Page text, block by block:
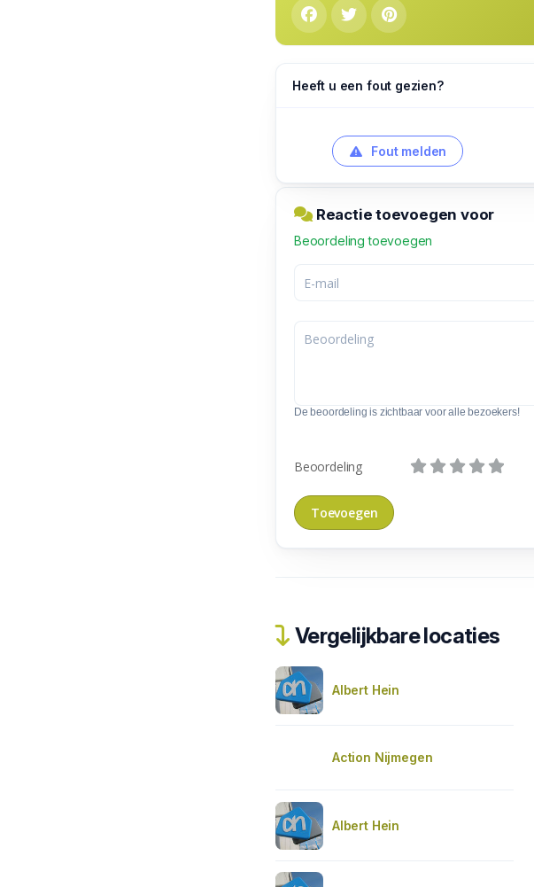
Heeft u een fout gezien?
Fout melden
Reactie toevoegen voor
Beoordeling toevoegen
De beoordeling is zichtbaar voor alle bezoekers!
Beoordeling
Vergelijkbare locaties
Albert Hein
Action Nijmegen
Albert Hein